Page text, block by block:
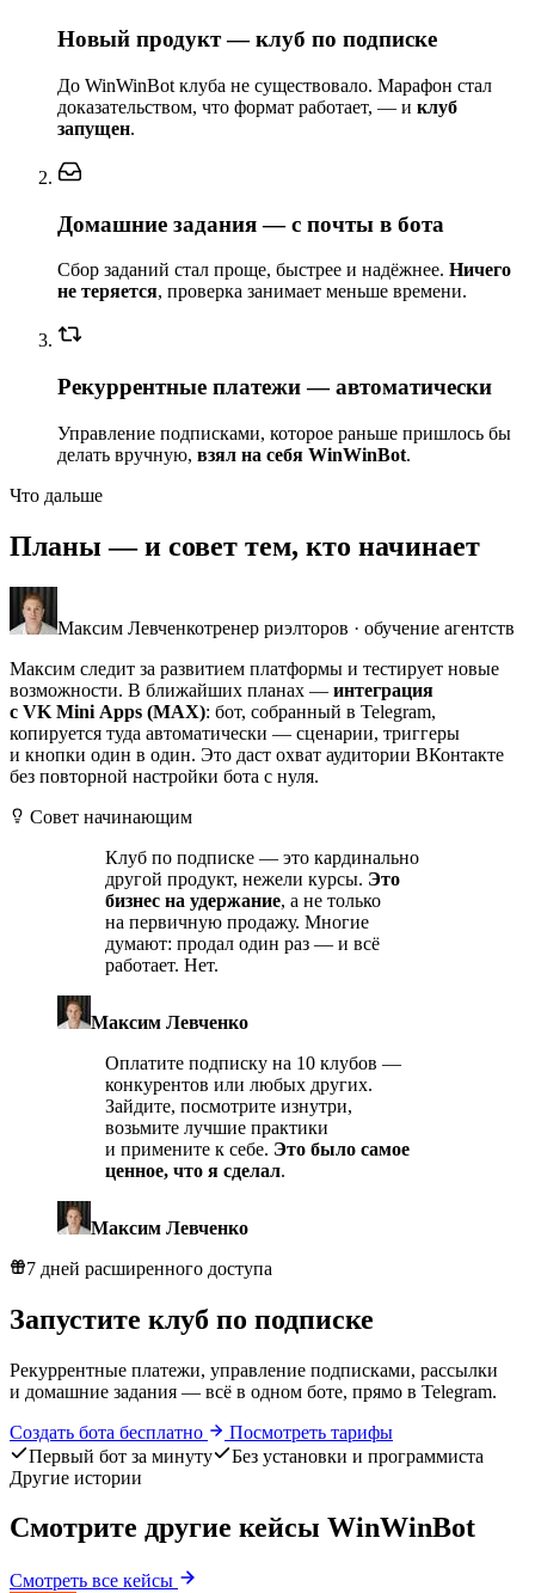
Новый продукт — клуб по подписке
До WinWinBot клуба не существовало. Марафон стал
доказательством, что формат работает, — и клуб
запущен.
Домашние задания — с почты в бота
Сбор заданий стал проще, быстрее и надёжнее. Ничего
не теряется, проверка занимает меньше времени.
Рекуррентные платежи — автоматически
Управление подписками, которое раньше пришлось бы
делать вручную, взял на себя WinWinBot.
Что дальше
Планы — и совет тем, кто начинает
Максим Левченкотренер риэлторов · обучение агентств
Максим следит за развитием платформы и тестирует новые
возможности. В ближайших планах — интеграция
с VK Mini Apps (MAX): бот, собранный в Telegram,
копируется туда автоматически — сценарии, триггеры
и кнопки один в один. Это даст охват аудитории ВКонтакте
без повторной настройки бота с нуля.
Совет начинающим
Клуб по подписке — это кардинально
другой продукт, нежели курсы. Это
бизнес на удержание, а не только
на первичную продажу. Многие
думают: продал один раз — и всё
работает. Нет.
Максим Левченко
Оплатите подписку на 10 клубов —
конкурентов или любых других.
Зайдите, посмотрите изнутри,
возьмите лучшие практики
и примените к себе. Это было самое
ценное, что я сделал.
Максим Левченко
7 дней расширенного доступа
Запустите клуб по подписке
Рекуррентные платежи, управление подписками, рассылки
и домашние задания — всё в одном боте, прямо в Telegram.
Создать бота бесплатно
Посмотреть тарифы
Первый бот за минуту
Без установки и программиста
Другие истории
Смотрите другие кейсы WinWinBot
Смотреть все кейсы